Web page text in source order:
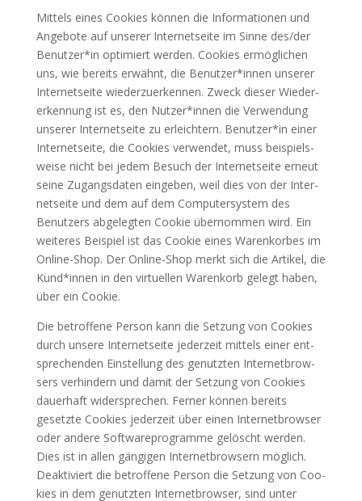
Mit­tels eines Coo­kies kön­nen die Infor­ma­tio­nen und
Ange­bo­te auf unse­rer Inter­net­sei­te im Sin­ne des/der
Benutzer*in opti­miert wer­den. Coo­kies ermög­li­chen
uns, wie bereits erwähnt, die Benutzer*innen unse­rer
Inter­net­sei­te wie­der­zu­er­ken­nen. Zweck die­ser Wie­der­
erken­nung ist es, den Nutzer*innen die Ver­wen­dung
unse­rer Inter­net­sei­te zu erleich­tern. Benutzer*in einer
Inter­net­sei­te, die Coo­kies ver­wen­det, muss bei­spiels­
wei­se nicht bei jedem Besuch der Inter­net­sei­te erneut
sei­ne Zugangs­da­ten ein­ge­ben, weil dies von der Inter­
net­sei­te und dem auf dem Com­pu­ter­sys­tem des
Benut­zers abge­leg­ten Coo­kie über­nom­men wird. Ein
wei­te­res Bei­spiel ist das Coo­kie eines Waren­kor­bes im
Online-Shop. Der Online-Shop merkt sich die Arti­kel, die
Kund*innen in den vir­tu­el­len Waren­korb gelegt haben,
über ein Cookie.
Die betrof­fe­ne Per­son kann die Set­zung von Coo­kies
durch unse­re Inter­net­sei­te jeder­zeit mit­tels einer ent­
spre­chen­den Ein­stel­lung des genutz­ten Inter­net­brow­
sers ver­hin­dern und damit der Set­zung von Coo­kies
dau­er­haft wider­spre­chen. Fer­ner kön­nen bereits
gesetz­te Coo­kies jeder­zeit über einen Inter­net­brow­ser
oder ande­re Soft­ware­pro­gram­me gelöscht wer­den.
Dies ist in allen gän­gi­gen Inter­net­brow­sern mög­lich.
Deak­ti­viert die betrof­fe­ne Per­son die Set­zung von Coo­
kies in dem genutz­ten Inter­net­brow­ser, sind unter